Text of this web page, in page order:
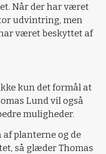
Når der har været
udvintring, men
været beskyttet af
kun det formål at
Lund vil også
muligheder.
planterne og de
så glæder Thomas